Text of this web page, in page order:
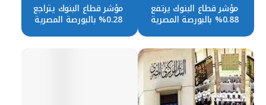
مؤشر قطاع البنوك يرتفع
0.88% بالبورصة المصرية
مؤشر قطاع البنوك يتراجع
0.28% بالبورصة المصرية